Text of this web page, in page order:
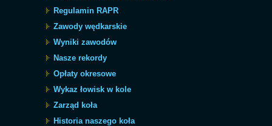
Regulamin RAPR
Zawody wędkarskie
Wyniki zawodów
Nasze rekordy
Opłaty okresowe
Wykaz łowisk w kole
Zarząd koła
Historia naszego koła